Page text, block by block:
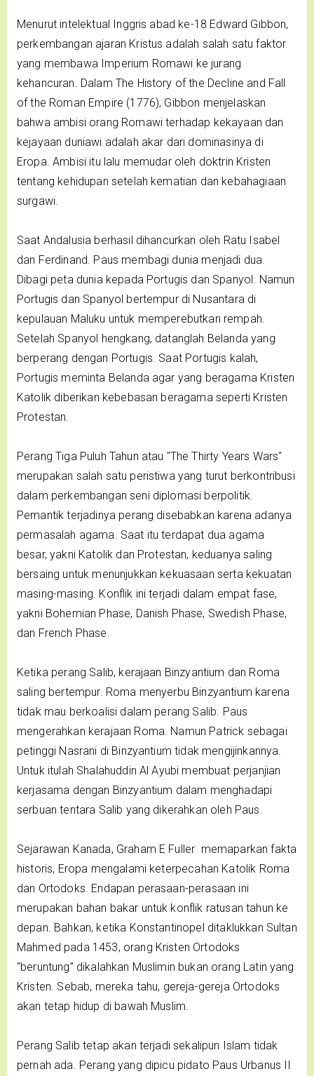
Menurut intelektual Inggris abad ke-18 Edward Gibbon,
perkembangan ajaran Kristus adalah salah satu faktor
yang membawa Imperium Romawi ke jurang
kehancuran. Dalam The History of the Decline and Fall
of the Roman Empire (1776), Gibbon menjelaskan
bahwa ambisi orang Romawi terhadap kekayaan dan
kejayaan duniawi adalah akar dari dominasinya di
Eropa. Ambisi itu lalu memudar oleh doktrin Kristen
tentang kehidupan setelah kematian dan kebahagiaan
surgawi.
Saat Andalusia berhasil dihancurkan oleh Ratu Isabel
dan Ferdinand. Paus membagi dunia menjadi dua.
Dibagi peta dunia kepada Portugis dan Spanyol. Namun
Portugis dan Spanyol bertempur di Nusantara di
kepulauan Maluku untuk memperebutkan rempah.
Setelah Spanyol hengkang, datanglah Belanda yang
berperang dengan Portugis. Saat Portugis kalah,
Portugis meminta Belanda agar yang beragama Kristen
Katolik diberikan kebebasan beragama seperti Kristen
Protestan.
Perang Tiga Puluh Tahun atau "The Thirty Years Wars"
merupakan salah satu peristiwa yang turut berkontribusi
dalam perkembangan seni diplomasi berpolitik.
Pemantik terjadinya perang disebabkan karena adanya
permasalah agama. Saat itu terdapat dua agama
besar, yakni Katolik dan Protestan, keduanya saling
bersaing untuk menunjukkan kekuasaan serta kekuatan
masing-masing. Konflik ini terjadi dalam empat fase,
yakni Bohemian Phase, Danish Phase, Swedish Phase,
dan French Phase.
Ketika perang Salib, kerajaan Binzyantium dan Roma
saling bertempur. Roma menyerbu Binzyantium karena
tidak mau berkoalisi dalam perang Salib. Paus
mengerahkan kerajaan Roma. Namun Patrick sebagai
petinggi Nasrani di Binzyantium tidak mengijinkannya.
Untuk itulah Shalahuddin Al Ayubi membuat perjanjian
kerjasama dengan Binzyantium dalam menghadapi
serbuan tentara Salib yang dikerahkan oleh Paus.
Sejarawan Kanada, Graham E Fuller memaparkan fakta
historis, Eropa mengalami keterpecahan Katolik Roma
dan Ortodoks. Endapan perasaan-perasaan ini
merupakan bahan bakar untuk konflik ratusan tahun ke
depan. Bahkan, ketika Konstantinopel ditaklukkan Sultan
Mahmed pada 1453, orang Kristen Ortodoks
“beruntung” dikalahkan Muslimin bukan orang Latin yang
Kristen. Sebab, mereka tahu, gereja-gereja Ortodoks
akan tetap hidup di bawah Muslim.
Perang Salib tetap akan terjadi sekalipun Islam tidak
pernah ada. Perang yang dipicu pidato Paus Urbanus II